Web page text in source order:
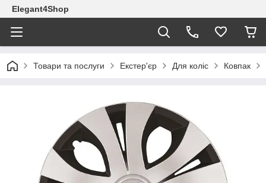
Elegant4Shop
Товари та послуги Екстер'єр Для коліс Ковпак